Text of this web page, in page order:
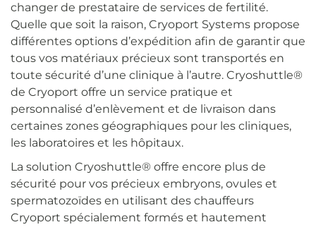
changer de prestataire de services de fertilité.
Quelle que soit la raison, Cryoport Systems propose
différentes options d’expédition afin de garantir que
tous vos matériaux précieux sont transportés en
toute sécurité d’une clinique à l’autre. Cryoshuttle®
de Cryoport offre un service pratique et
personnalisé d’enlèvement et de livraison dans
certaines zones géographiques pour les cliniques,
les laboratoires et les hôpitaux.
La solution Cryoshuttle® offre encore plus de
sécurité pour vos précieux embryons, ovules et
spermatozoïdes en utilisant des chauffeurs
Cryoport spécialement formés et hautement